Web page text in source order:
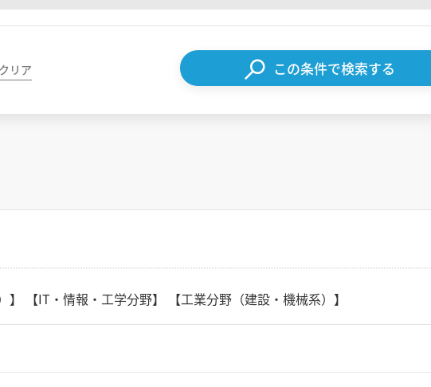
この条件で検索する
リア
】 【IT・情報・工学分野】 【工業分野（建設・機械系）】